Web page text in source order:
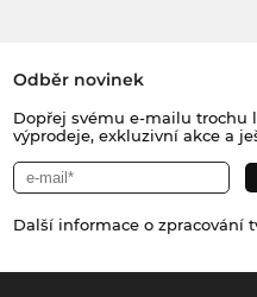
Odběr novinek
Dopřej svému e-mailu trochu
výprodeje, exkluzivní akce a
Další informace o zpracování